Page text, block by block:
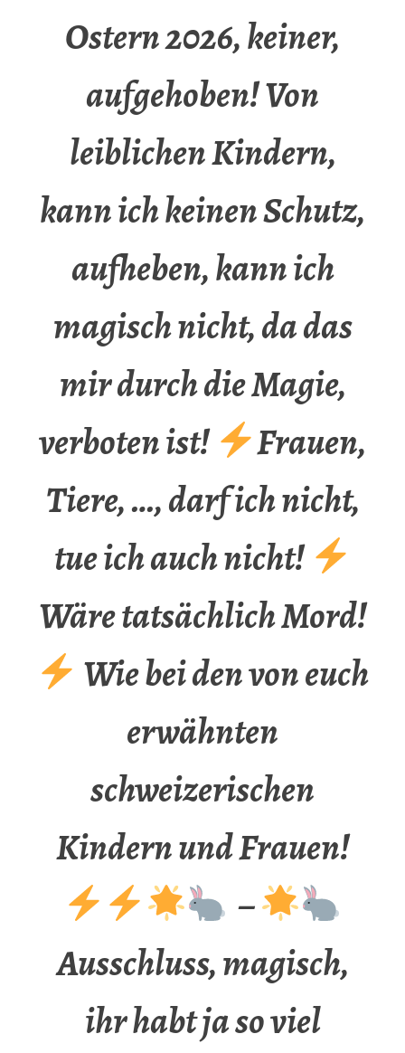
Ostern 2026, keiner,
aufgehoben! Von
leiblichen Kindern,
kann ich keinen Schutz,
aufheben, kann ich
magisch nicht, da das
mir durch die Magie,
verboten ist!
Frauen,
Tiere, …, darf ich nicht,
tue ich auch nicht!
Wäre tatsächlich Mord!
Wie bei den von euch
erwähnten
schweizerischen
Kindern und Frauen!
–
Ausschluss, magisch,
ihr habt ja so viel